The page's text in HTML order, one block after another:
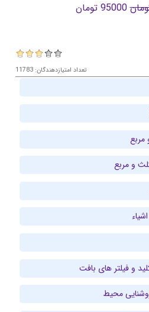
95000 تومان
تعداد امتیازدهندگان: 11783